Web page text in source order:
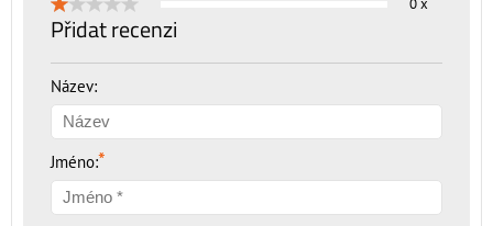
0 x
Přidat recenzi
Název:
Jméno:*